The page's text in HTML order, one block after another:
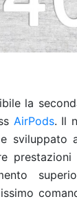
la
AirPods. Il
sviluppato
prestazioni